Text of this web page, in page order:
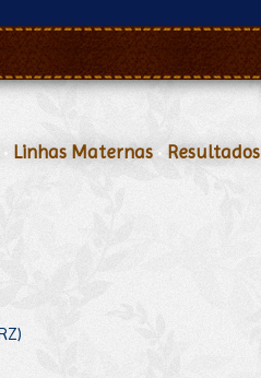
• Linhas Maternas • Resultados